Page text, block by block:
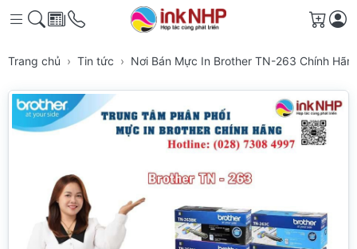
Giỏ
Trang chủ Tin tức Nơi Bán Mực In Brother TN-263 Chính